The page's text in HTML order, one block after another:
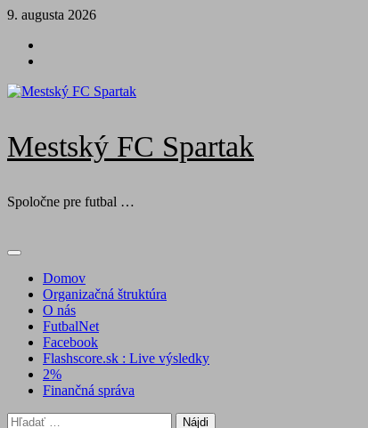
Skip
content
9. augusta 2026
Mestský FC Spartak
Spoločne pre futbal …
Primary
Domov
Organizačná štruktúra
O nás
FutbalNet
Facebook
Flashscore.sk : Live výsledky
2%
Finančná správa
Hľadať: